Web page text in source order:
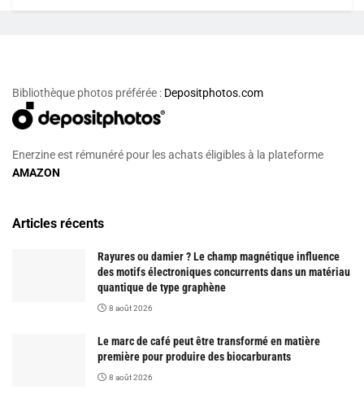
Bibliothèque photos préférée : Depositphotos.com
Enerzine est rémunéré pour les achats éligibles à la plateforme
AMAZON
Articles récents
Rayures ou damier ? Le champ magnétique influence
des motifs électroniques concurrents dans un matériau
quantique de type graphène
8 août 2026
Le marc de café peut être transformé en matière
première pour produire des biocarburants
8 août 2026